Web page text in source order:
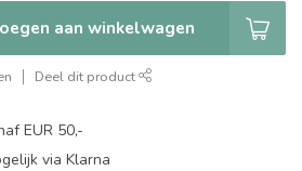
aan winkelwagen
Deel dit product
EUR 50,-
via Klarna